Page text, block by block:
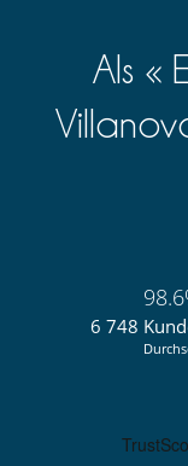
Als «
6 748